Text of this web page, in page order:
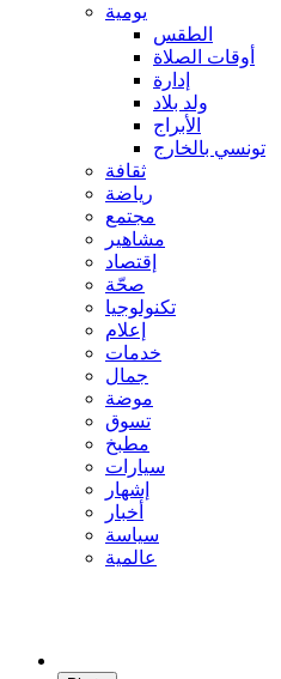
يومية
الطقس
أوقات الصلاة
إدارة
ولد بلاد
الأبراج
تونسي بالخارج
ثقافة
رياضة
مجتمع
مشاهير
إقتصاد
صحّة
تكنولوجيا
إعلام
خدمات
جمال
موضة
تسوق
مطبخ
سيارات
إشهار
أخبار
سياسة
عالمية